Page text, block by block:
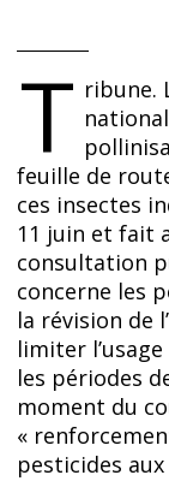
T ribune.
feuille de
ces insectes
11 juin et fait
consultation
concerne les
la révision de
limiter
les périodes
moment du
«
pesticides